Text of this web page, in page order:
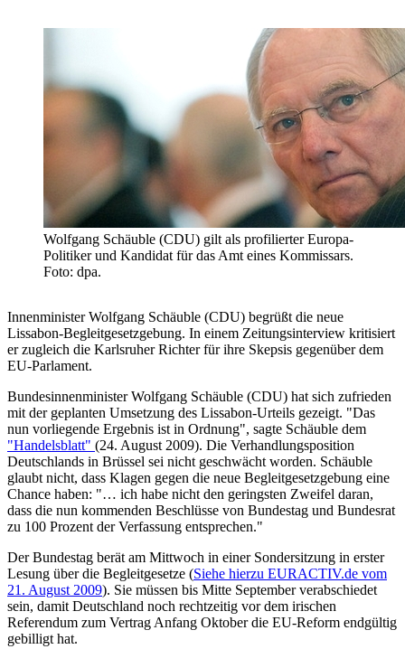
Wolfgang Schäuble (CDU) gilt als profilierter Europa-
Politiker und Kandidat für das Amt eines Kommissars.
Foto: dpa.
Innenminister Wolfgang Schäuble (CDU) begrüßt die neue
Lissabon-Begleitgesetzgebung. In einem Zeitungsinterview kritisiert
er zugleich die Karlsruher Richter für ihre Skepsis gegenüber dem
EU-Parlament.
Bundesinnenminister Wolfgang Schäuble (CDU) hat sich zufrieden
mit der geplanten Umsetzung des Lissabon-Urteils gezeigt. "Das
nun vorliegende Ergebnis ist in Ordnung", sagte Schäuble dem
"Handelsblatt" (24. August 2009). Die Verhandlungsposition
Deutschlands in Brüssel sei nicht geschwächt worden. Schäuble
glaubt nicht, dass Klagen gegen die neue Begleitgesetzgebung eine
Chance haben: "… ich habe nicht den geringsten Zweifel daran,
dass die nun kommenden Beschlüsse von Bundestag und Bundesrat
zu 100 Prozent der Verfassung entsprechen."
Der Bundestag berät am Mittwoch in einer Sondersitzung in erster
Lesung über die Begleitgesetze (Siehe hierzu EURACTIV.de vom
21. August 2009). Sie müssen bis Mitte September verabschiedet
sein, damit Deutschland noch rechtzeitig vor dem irischen
Referendum zum Vertrag Anfang Oktober die EU-Reform endgültig
gebilligt hat.